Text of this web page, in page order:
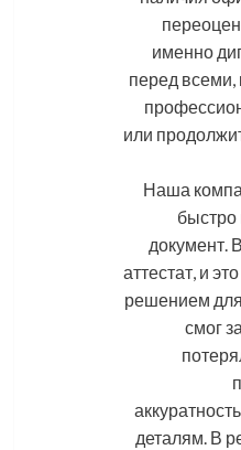
именно
перед всеми,
или
Наша
быстро
документ.
аттестат, и
решением
смог
деталям. В